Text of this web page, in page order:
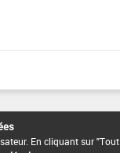
En cliquant sur